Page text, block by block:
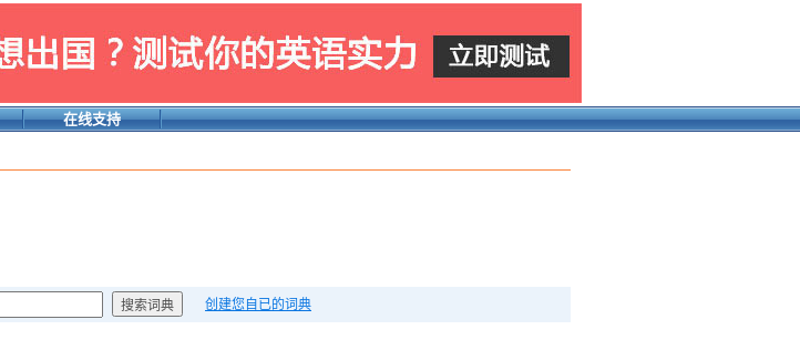
在线支持
创建您自已的词典